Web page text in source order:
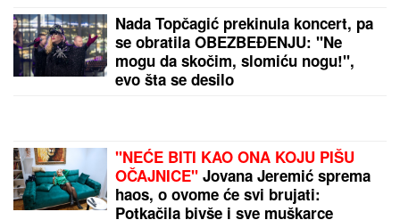
Beogradu: Buknula velika vatra,
radnik sprečio katastrofu